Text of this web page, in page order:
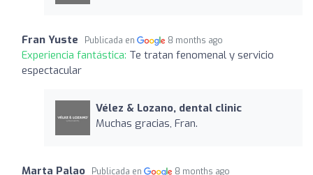
Fran Yuste Publicada en 8 months ago
Experiencia fantástica: Te tratan fenomenal y servicio
espectacular
Vélez & Lozano, dental clinic
Muchas gracias, Fran.
Marta Palao Publicada en 8 months ago